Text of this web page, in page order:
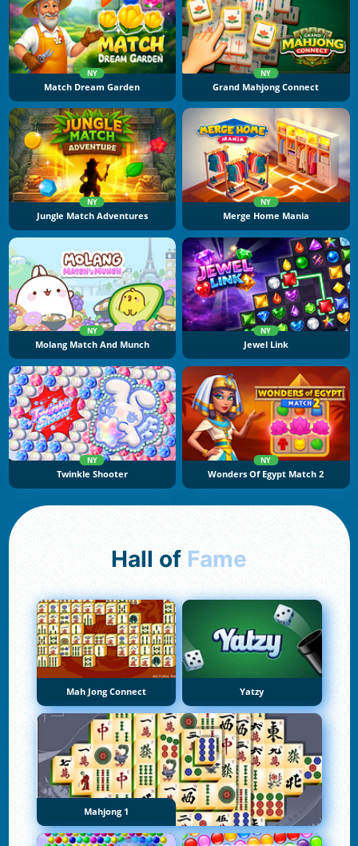
NY
Match Dream Garden
NY
Grand Mahjong Connect
NY
Jungle Match Adventures
NY
Merge Home Mania
NY
Molang Match And Munch
NY
Jewel Link
NY
Twinkle Shooter
NY
Wonders Of Egypt Match 2
Hall of Fame
Mah Jong Connect Yatzy
Mahjong 1